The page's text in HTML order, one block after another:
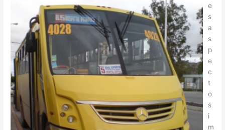
e
s
a
s
p
e
c
t
o
s
i
m